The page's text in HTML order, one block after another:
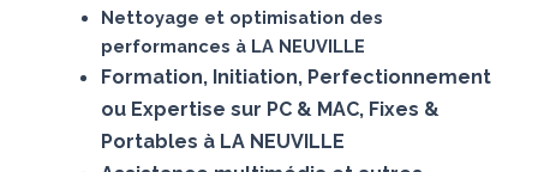
Nettoyage et optimisation des
performances à LA NEUVILLE
Formation, Initiation, Perfectionnement
ou Expertise sur PC & MAC, Fixes &
Portables à LA NEUVILLE